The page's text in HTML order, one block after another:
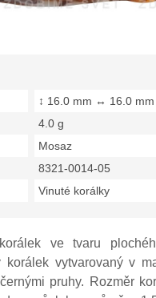
↕ 16.0 mm ↔ 16.0 mm
4.0 g
Mosaz
8321-0014-05
Vinuté korálky
ve tvaru
vytvarovaný v
pruhy. Rozměr